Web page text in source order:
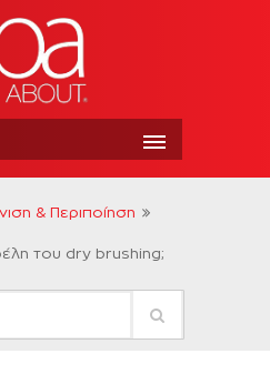
& Περιποίηση
του dry brushing;